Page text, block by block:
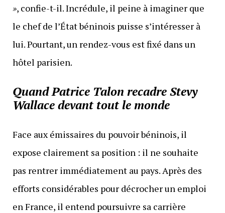
», confie-t-il. Incrédule, il peine à imaginer que
le chef de l’État béninois puisse s’intéresser à
lui. Pourtant, un rendez-vous est fixé dans un
hôtel parisien.
Quand Patrice Talon recadre Stevy
Wallace devant tout le monde
Face aux émissaires du pouvoir béninois, il
expose clairement sa position : il ne souhaite
pas rentrer immédiatement au pays. Après des
efforts considérables pour décrocher un emploi
en France, il entend poursuivre sa carrière